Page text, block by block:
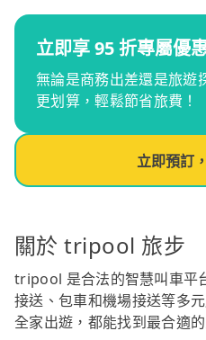
立即享 95 折專屬優
無論是商務出差還是旅遊
更划算，輕鬆節省旅費！
立即預訂
關於 tripool 旅步
tripool 是合法的智慧叫車平
接送、包車和機場接送等多
全家出遊，都能找到最合適